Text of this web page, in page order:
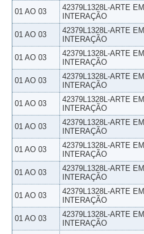
01 AO 03
42379L1328L-ARTE EM
INTERAÇÃO
01 AO 03
42379L1328L-ARTE EM
INTERAÇÃO
01 AO 03
42379L1328L-ARTE EM
INTERAÇÃO
01 AO 03
42379L1328L-ARTE EM
INTERAÇÃO
01 AO 03
42379L1328L-ARTE EM
INTERAÇÃO
01 AO 03
42379L1328L-ARTE EM
INTERAÇÃO
01 AO 03
42379L1328L-ARTE EM
INTERAÇÃO
01 AO 03
42379L1328L-ARTE EM
INTERAÇÃO
01 AO 03
42379L1328L-ARTE EM
INTERAÇÃO
01 AO 03
42379L1328L-ARTE EM
INTERAÇÃO